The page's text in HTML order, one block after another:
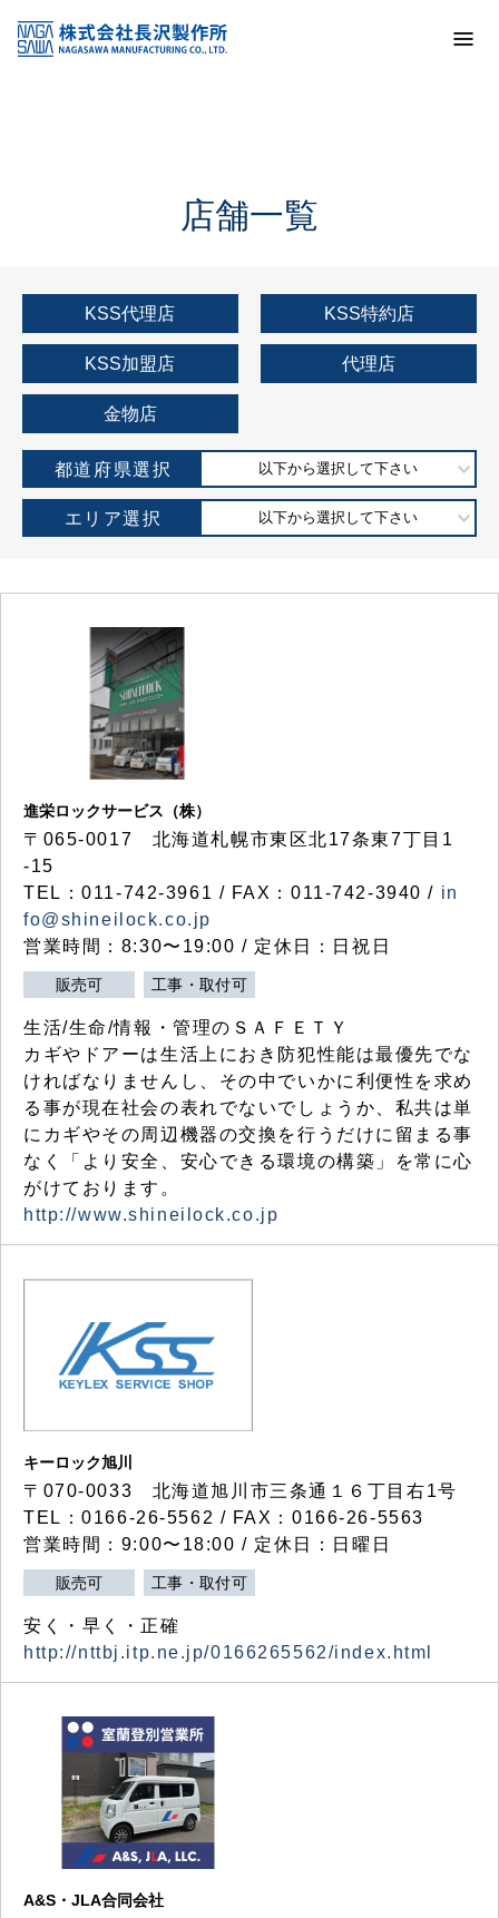
KSS加盟店・取扱店情報
店舗一覧
店舗一覧
KSS代理店 KSS特約店
KSS加盟店 代理店
金物店
都道府県選択 以下から選択して下さい
エリア選択 以下から選択して下さい
進栄ロックサービス（株）
〒065-0017 北海道札幌市東区北17条東7丁目1
-15
TEL：011-742-3961 / FAX：011-742-3940 / in
fo@shineilock.co.jp
営業時間：8:30〜19:00 / 定休日：日祝日
販売可 工事・取付可
生活/生命/情報・管理のＳＡＦＥＴＹ
カギやドアーは生活上におき防犯性能は最優先でな
ければなりませんし、その中でいかに利便性を求め
る事が現在社会の表れでないでしょうか、私共は単
にカギやその周辺機器の交換を行うだけに留まる事
なく「より安全、安心できる環境の構築」を常に心
がけております。
http://www.shineilock.co.jp
キーロック旭川
〒070-0033 北海道旭川市三条通１６丁目右1号
TEL：0166-26-5562 / FAX：0166-26-5563
営業時間：9:00〜18:00 / 定休日：日曜日
販売可 工事・取付可
安く・早く・正確
http://nttbj.itp.ne.jp/0166265562/index.html
A&S・JLA合同会社